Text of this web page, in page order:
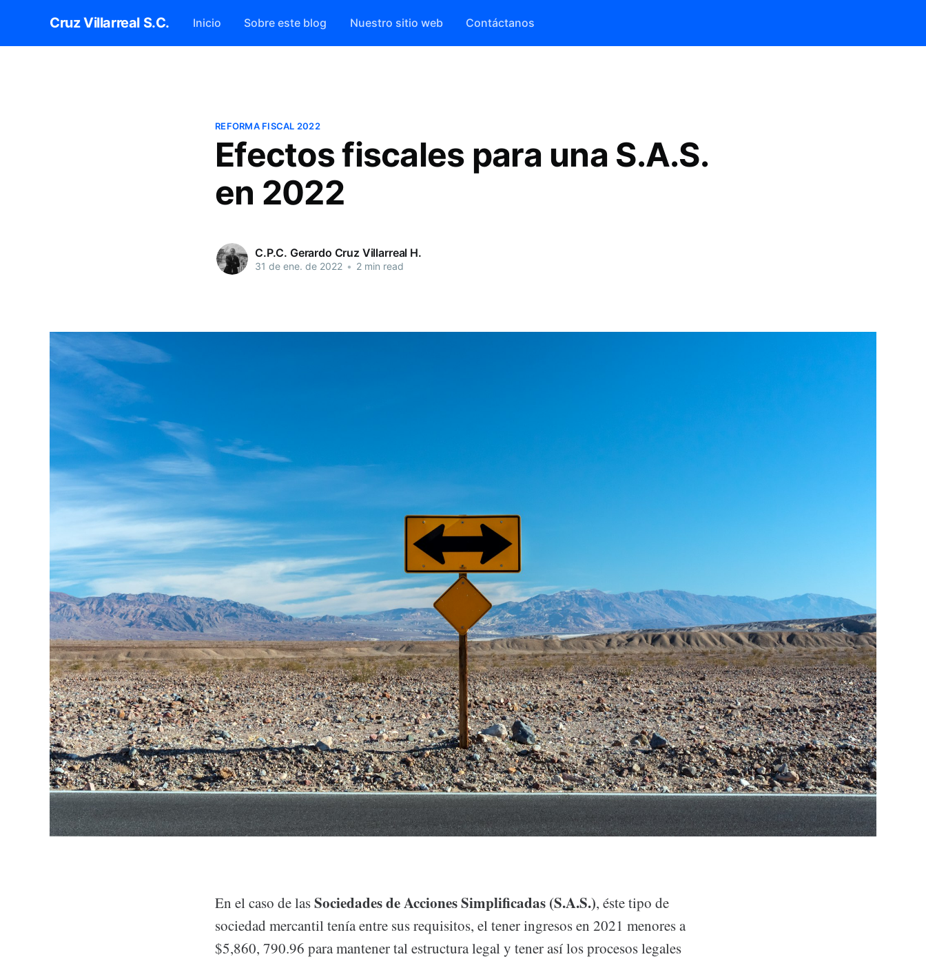
Cruz Villarreal S.C. Inicio Sobre este blog Nuestro sitio web Contáctanos
REFORMA FISCAL 2022
Efectos fiscales para una S.A.S.
en 2022
C.P.C. Gerardo Cruz Villarreal H.
31 de ene. de 2022 • 2 min read
En el caso de lasSociedades de Acciones Simplificadas (S.A.S.), éste tipo de
sociedad mercantil tenía entre sus requisitos, el tener ingresos en 2021 menores a
$5,860, 790.96 para mantener tal estructura legal y tener así los procesos legales